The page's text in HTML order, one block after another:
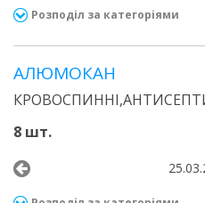
Розподіл за категоріями
АЛЮМОКАН
8 шт.